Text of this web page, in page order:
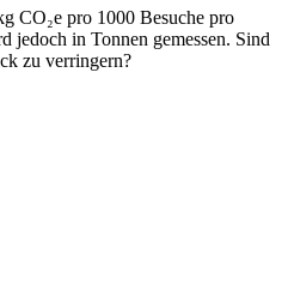
CO₂e pro 1000 Besuche pro
jedoch in Tonnen gemessen. Sind
zu verringern?